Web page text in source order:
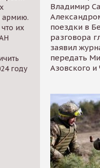
армию.
их
году
Владимир
поездки в
разговора
заявил
передать
Азовского